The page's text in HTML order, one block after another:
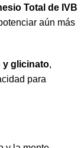
Total de IVB
aún más
y glicinato,
para